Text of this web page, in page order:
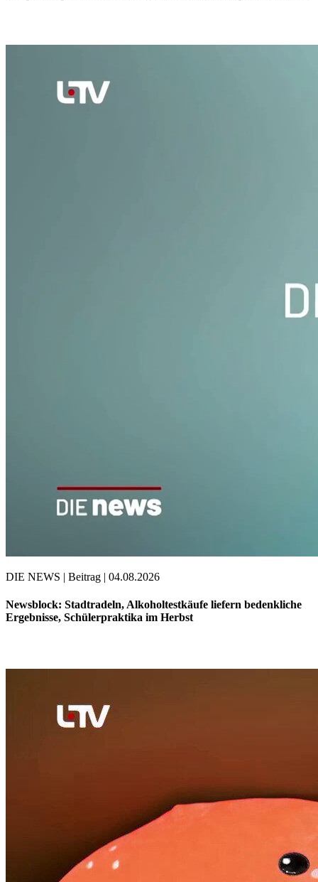
DIE NEWS | Beitrag | 04.08.2026
Newsblock: Stadtradeln, Alkoholtestkäufe liefern bedenkliche
Ergebnisse, Schülerpraktika im Herbst